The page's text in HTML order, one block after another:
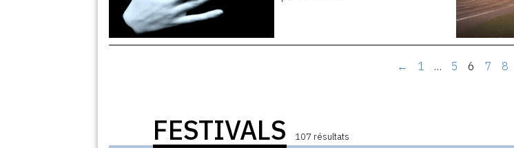
← 1 … 5 6 7 8
FESTIVALS 107 résultats